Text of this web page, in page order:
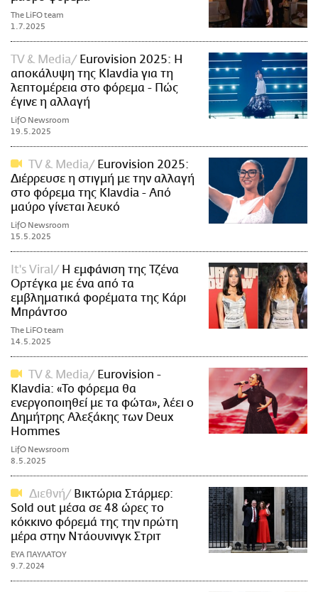
The LiFO team
1.7.2025
TV & Media
Eurovision 2025: Η
αποκάλυψη της Klavdia για τη
λεπτομέρεια στο φόρεμα - Πώς
έγινε η αλλαγή
LifO Newsroom
19.5.2025
TV & Media
Eurovision 2025:
Διέρρευσε η στιγμή με την αλλαγή
στο φόρεμα της Klavdia - Από
μαύρο γίνεται λευκό
LifO Newsroom
15.5.2025
It's Viral
H εμφάνιση της Τζένα
Ορτέγκα με ένα από τα
εμβληματικά φορέματα της Κάρι
Μπράντσο
The LiFO team
14.5.2025
TV & Media
Eurovision -
Klavdia: «Το φόρεμα θα
ενεργοποιηθεί με τα φώτα», λέει ο
Δημήτρης Αλεξάκης των Deux
Hommes
LifO Newsroom
8.5.2025
Διεθνή
Βικτώρια Στάρμερ:
Sold out μέσα σε 48 ώρες το
κόκκινο φόρεμά της την πρώτη
μέρα στην Ντάουνινγκ Στριτ
ΕΥΑ ΠΑΥΛΑΤΟΥ
9.7.2024